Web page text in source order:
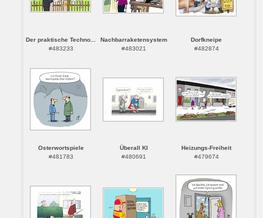
Der praktische Techno...
#483233
Nachbarraketensystem
#483021
Dorfkneipe
#482874
Osterwortspiele
#481783
Überall KI
#480691
Heizungs-Freiheit
#479674